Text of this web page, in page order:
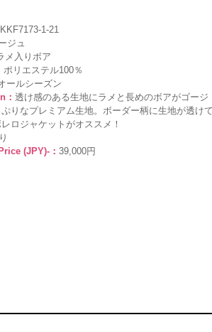
KKF7173-1-21
ジュ
メ入りボア
ポリエステル100％
ールシーズン
： 透け感のある生地にラメと長めのボアがゴージ
ぷりなプレミアム生地。ボーダー柄に生地が透け
ロジャケットがオススメ！
(JPY)-： 39,000円